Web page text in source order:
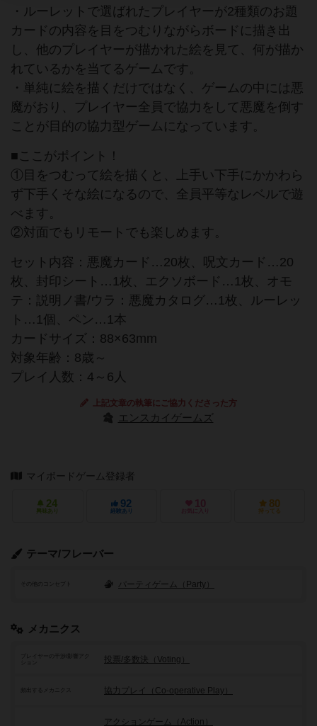
・ルーレットで選ばれたプレイヤーが2種類のお題
カードの内容を目をつむりながらボードに描き出
し、他のプレイヤーが描かれた絵を見て、何が描か
れているかを当てるゲームです。
・単純に絵を描くだけではなく、ゲームの中には悪
魔がおり、プレイヤー全員で協力をして悪魔を倒す
ことが目的の協力型ゲームになっています。
■ここがポイント！
①目をつむって絵を描くと、上手い下手にかかわら
ず下手くそな絵になるので、全員平等なレベルで遊
べます。
②対面でもリモートでも楽しめます。
セット内容：悪魔カード…20枚、呪文カード…20
枚、封印シート…1枚、エクソボード…1枚、オモ
テ：説明ノ書/ウラ：悪魔カタログ…1枚、ルーレッ
ト…1個、ペン…1本
カードサイズ：88×63mm
対象年齢：8歳～
プレイ人数：4～6人
上記文章の執筆にご協力くださった方
エンスカイゲームズ
マイボードゲーム登録者
24
興味あり
92
経験あり
10
お気に入り
80
持ってる
テーマ/フレーバー
その他のコンセプト パーティゲーム（Party）
メカニクス
プレイヤーの干渉/影響アク
投票/多数決（Voting）
頻出するメカニクス 協力プレイ（Co-operative Play）
アクションゲーム（Action）